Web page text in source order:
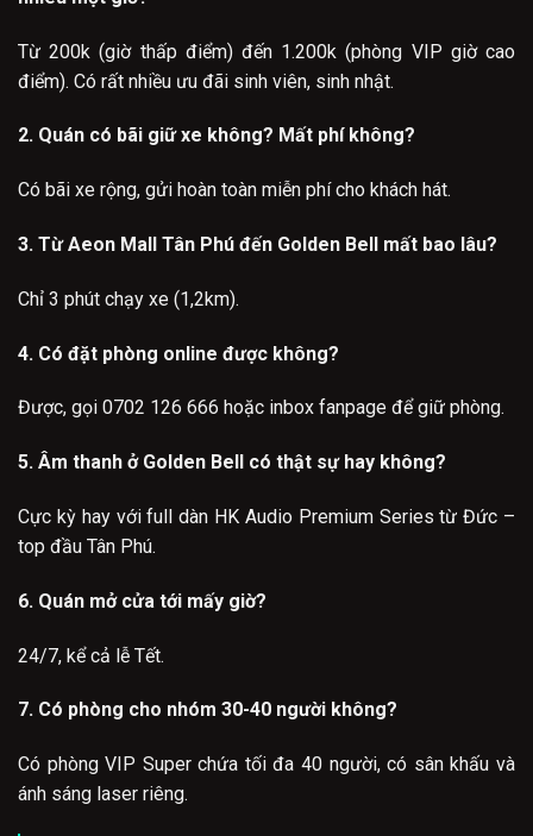
Từ 200k (giờ thấp điểm) đến 1.200k (phòng VIP giờ cao
điểm). Có rất nhiều ưu đãi sinh viên, sinh nhật.
2. Quán có bãi giữ xe không? Mất phí không?
Có bãi xe rộng, gửi hoàn toàn miễn phí cho khách hát.
3. Từ Aeon Mall Tân Phú đến Golden Bell mất bao lâu?
Chỉ 3 phút chạy xe (1,2km).
4. Có đặt phòng online được không?
Được, gọi 0702 126 666 hoặc inbox fanpage để giữ phòng.
5. Âm thanh ở Golden Bell có thật sự hay không?
Cực kỳ hay với full dàn HK Audio Premium Series từ Đức –
top đầu Tân Phú.
6. Quán mở cửa tới mấy giờ?
24/7, kể cả lễ Tết.
7. Có phòng cho nhóm 30-40 người không?
Có phòng VIP Super chứa tối đa 40 người, có sân khấu và
ánh sáng laser riêng.